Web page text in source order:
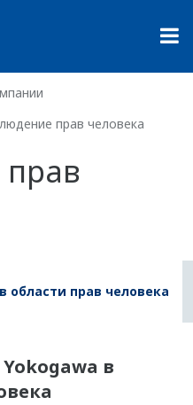
прав человека
области прав человека
в